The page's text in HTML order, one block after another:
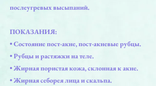
послеугревых высыпаний.
ПОКАЗАНИЯ:
• Состояние пост-акне, пост-акневые рубцы.
• Рубцы и растяжки на теле.
• Жирная пористая кожа, склонная к акне.
• Жирная себорея лица и скальпа.